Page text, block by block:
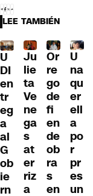
LEE TAMBIÉN
U
DI
en
tr
eg
a
al
G
ob
ie
rn
Ju
lie
ta
Ve
ne
ga
s
at
er
riz
a
Or
re
go
de
fi
en
de
ob
ra
s
en
U
na
qu
er
ell
a
po
r
pr
es
un